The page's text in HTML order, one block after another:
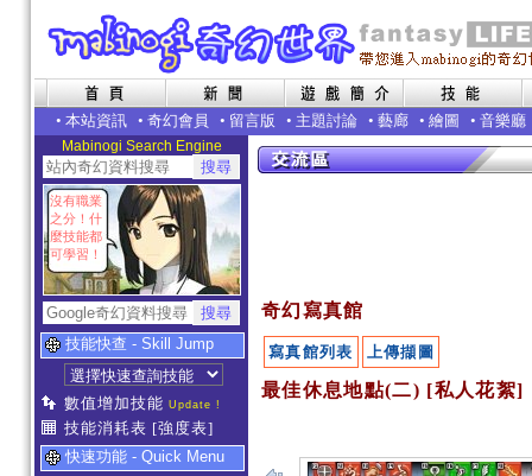
• 本站資訊 • 奇幻會員 • 留言版 • 主題討論 • 藝廊 • 繪圖 • 音樂廳
Mabinogi Search Engine
沒有職業
之分！什
麼技能都
可學習！
技能快查 - Skill Jump
數值增加技能 Update !
技能消耗表 [強度表]
快速功能 - Quick Menu
奇幻寫真館
寫真館列表 上傳擷圖
最佳休息地點(二) [私人花絮]